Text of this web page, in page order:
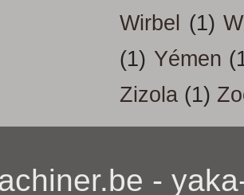
Wirbel
(1)
(1) Yémen
Zizola (1)
-